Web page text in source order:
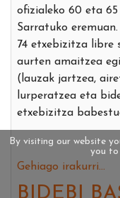
ofizialeko 60 eta
Sarratuko
74 etxebizitza libre
aurten amaitzea
(lauzak jartzea,
lurperatzea eta
etxebizitza
Gehiago irakurri...
BIDEBI
By visiting our website
you to